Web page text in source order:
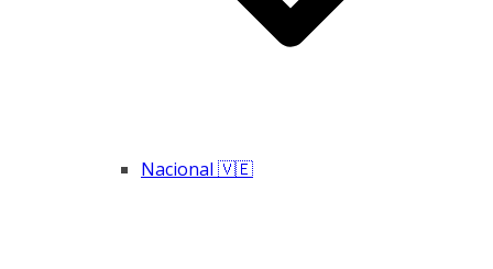
Nacional 🇻🇪